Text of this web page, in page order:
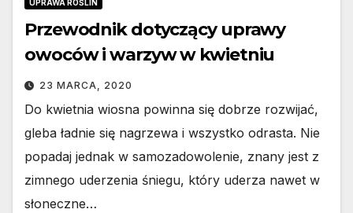
UPRAWA ROŚLIN
Przewodnik dotyczący uprawy
owoców i warzyw w kwietniu
23 MARCA, 2020
Do kwietnia wiosna powinna się dobrze rozwijać,
gleba ładnie się nagrzewa i wszystko odrasta. Nie
popadaj jednak w samozadowolenie, znany jest z
zimnego uderzenia śniegu, który uderza nawet w
słoneczne…